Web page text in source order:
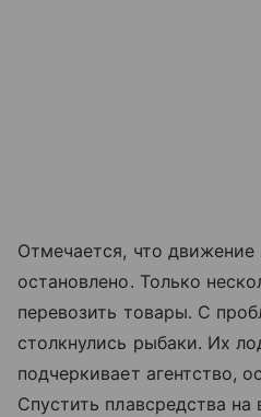
Отмечается, что
остановлено. Только
перевозить товары. С
столкнулись рыбаки. Их
подчеркивает агентство,
Спустить плавсредства на